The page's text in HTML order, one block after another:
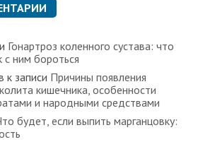
Гонартроз коленного сустава: что
с ним бороться
к записи Причины появления
кишечника, особенности
и народными средствами
будет, если выпить марганцовку: